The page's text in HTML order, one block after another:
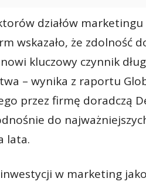
działów
wskazało, że zdolność
kluczowy czynnik
– wynika z raportu
przez firmę doradczą
do
lata.
w marketing